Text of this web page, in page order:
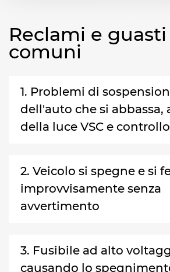
Reclami e
comuni
1. Problemi di
dell'auto che si abbassa,
della luce VSC e
2. Veicolo si spegne e si
improvvisamente senza
avvertimento
3. Fusibile ad alto
causando lo